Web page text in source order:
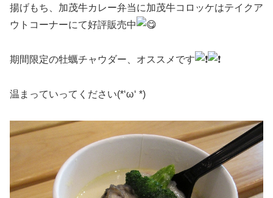
揚げもち、加茂牛カレー弁当に加茂牛コロッケはテイクア
ウトコーナーにて好評販売中
期間限定の牡蠣チャウダー、オススメです
温まっていってください(*‘ω‘ *)